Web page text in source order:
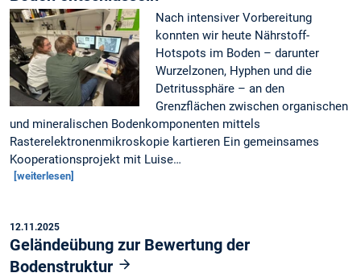
Nach intensiver Vorbereitung
konnten wir heute Nährstoff-
Hotspots im Boden – darunter
Wurzelzonen, Hyphen und die
Detritussphäre – an den
Grenzflächen zwischen organischen
und mineralischen Bodenkomponenten mittels
Rasterelektronenmikroskopie kartieren Ein gemeinsames
Kooperationsprojekt mit Luise…
[weiterlesen]
12.11.2025
Geländeübung zur Bewertung der
Bodenstruktur